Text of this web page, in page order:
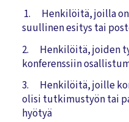
1. Henkilöitä, joilla on
suullinen esitys tai
2. Henkilöitä, joiden
konferenssiin
3. Henkilöitä, joille
olisi tutkimustyön tai
hyötyä